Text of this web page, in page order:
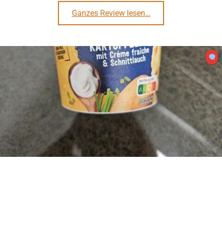
Ganzes Review lesen“#2998: ja! „Katroffelpüree mit Röstzwiebeln und Croûtons“ Cup”
…
0